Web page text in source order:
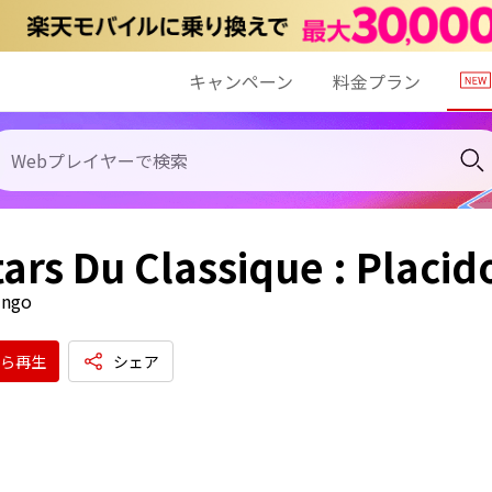
キャンペーン 料金プラン
Du Classique :
再生 シェア